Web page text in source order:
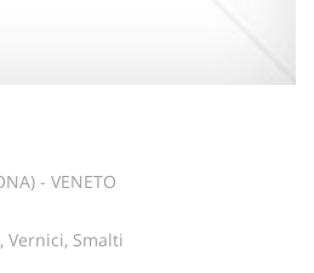
- VENETO
Vernici, Smalti